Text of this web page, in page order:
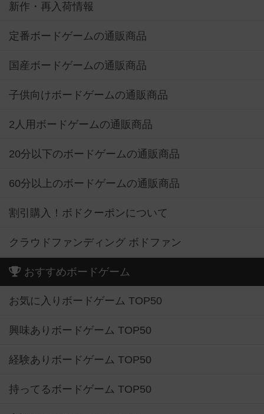
新作・再入荷情報
定番ボードゲームの通販商品
国産ボードゲームの通販商品
子供向けボードゲームの通販商品
2人用ボードゲームの通販商品
20分以下のボードゲームの通販商品
60分以上のボードゲームの通販商品
割引購入！ボドクーポンについて
クラウドファンディング ボドファン
おすすめボードゲーム
お気に入りボードゲーム TOP50
興味ありボードゲーム TOP50
経験ありボードゲーム TOP50
持ってるボードゲーム TOP50